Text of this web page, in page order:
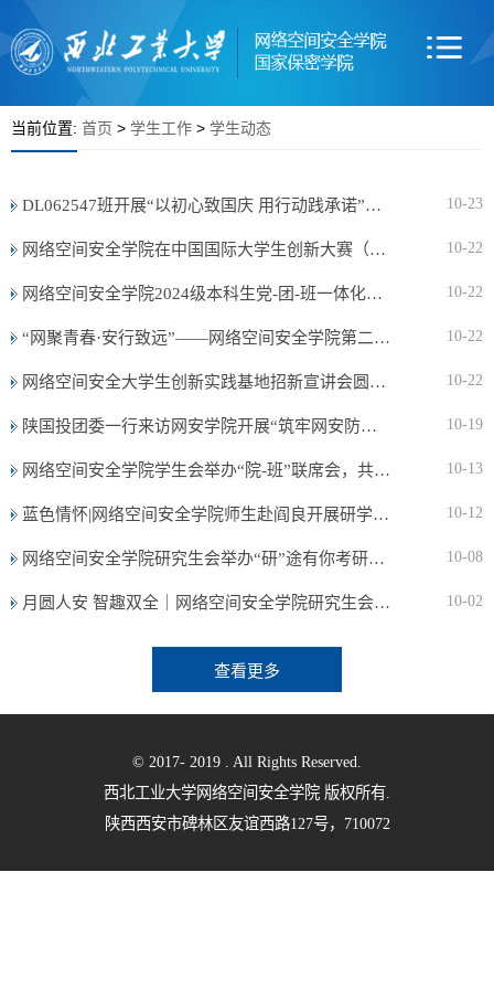
当前位置: 首页 > 学生工作 > 学生动态
DL062547班开展“以初心致国庆 用行动践承诺”庆国庆主题团日活动 10-23
网络空间安全学院在中国国际大学生创新大赛（2025）中创历史佳绩 10-22
网络空间安全学院2024级本科生党-团-班一体化建设联席会顺利召开 10-22
“网聚青春·安行致远”——网络空间安全学院第二课堂育人纪实一（内附本周预告） 10-22
网络空间安全大学生创新实践基地招新宣讲会圆满落幕 10-22
陕国投团委一行来访网安学院开展“筑牢网安防线 护航金融未来”交流共建活动 10-19
网络空间安全学院学生会举办“院-班”联席会，共话优良班风学风创建经验 10-13
蓝色情怀|网络空间安全学院师生赴阎良开展研学实践 10-12
网络空间安全学院研究生会举办“研”途有你考研经验分享会 10-08
月圆人安 智趣双全｜网络空间安全学院研究生会举办中秋文化活动 10-02
查看更多
© 2017- 2019 . All Rights Reserved.
西北工业大学网络空间安全学院 版权所有.
陕西西安市碑林区友谊西路127号，710072